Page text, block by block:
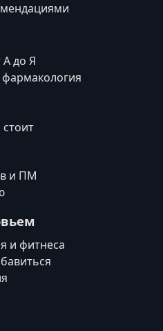
до Я
фармакология
и ПМ
и фитнеса